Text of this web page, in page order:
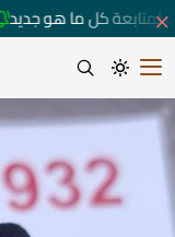
لمتابعة كل ما هو جديد